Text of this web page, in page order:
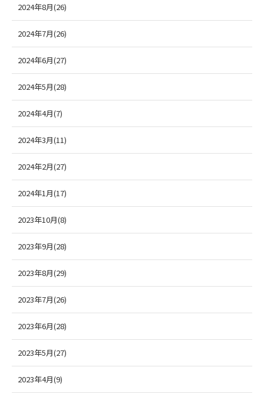
2024年8月(26)
2024年7月(26)
2024年6月(27)
2024年5月(28)
2024年4月(7)
2024年3月(11)
2024年2月(27)
2024年1月(17)
2023年10月(8)
2023年9月(28)
2023年8月(29)
2023年7月(26)
2023年6月(28)
2023年5月(27)
2023年4月(9)